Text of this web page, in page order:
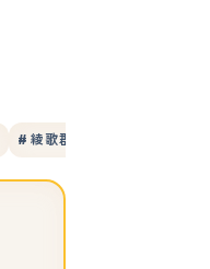
# 綾歌郡宇多津町